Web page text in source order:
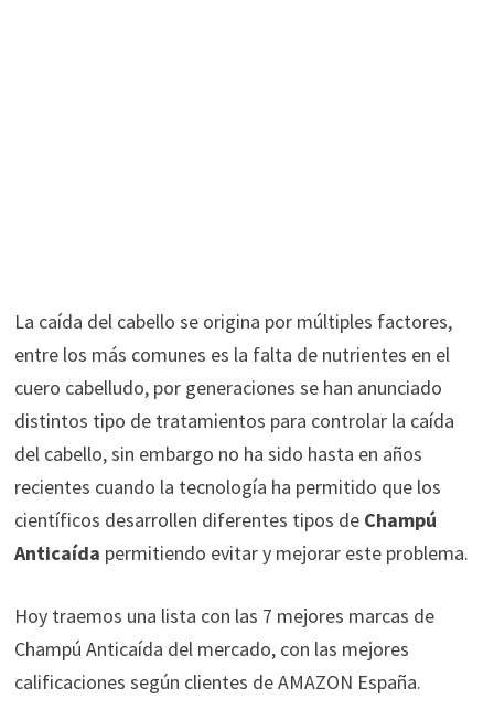
La caída del cabello se origina por múltiples factores,
entre los más comunes es la falta de nutrientes en el
cuero cabelludo, por generaciones se han anunciado
distintos tipo de tratamientos para controlar la caída
del cabello, sin embargo no ha sido hasta en años
recientes cuando la tecnología ha permitido que los
científicos desarrollen diferentes tipos de Champú
Anticaída permitiendo evitar y mejorar este problema.
Hoy traemos una lista con las 7 mejores marcas de
Champú Anticaída del mercado, con las mejores
calificaciones según clientes de AMAZON España.